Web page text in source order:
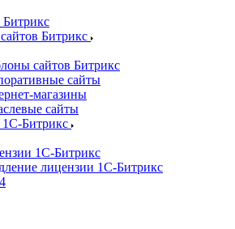
Битрикс
сайтов Битрикс
сайты
магазины
сайты
Битрикс
1С-Битрикс
лицензии 1С-Битрикс